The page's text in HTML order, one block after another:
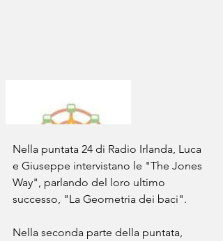
Nella puntata 24 di Radio Irlanda, Luca
e Giuseppe intervistano le "The Jones
Way", parlando del loro ultimo
successo, "La Geometria dei baci".
Nella seconda parte della puntata,